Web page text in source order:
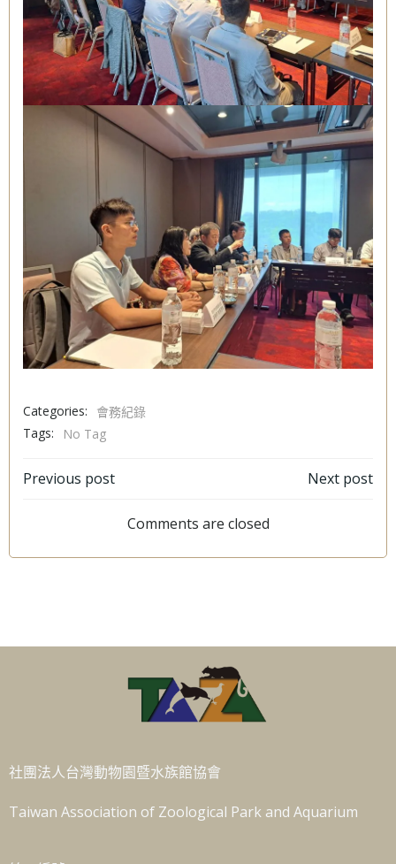
Categories:
會務紀錄
Tags:
No Tag
文
Previous post
章
Next post
Comments are closed
社團法人台灣動物園暨水族館協會
Taiwan Association of Zoological Park and Aquarium